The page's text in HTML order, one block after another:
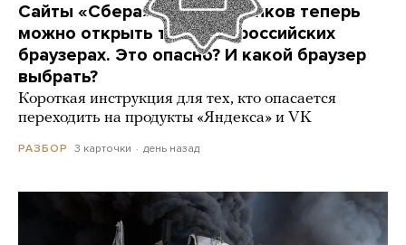
Сайты «Сбера» и других банков теперь
можно открыть только в российских
браузерах. Это опасно? И какой браузер
выбрать?
Короткая инструкция для тех, кто опасается
переходить на продукты «Яндекса» и VK
РАЗБОР 3 карточки день назад